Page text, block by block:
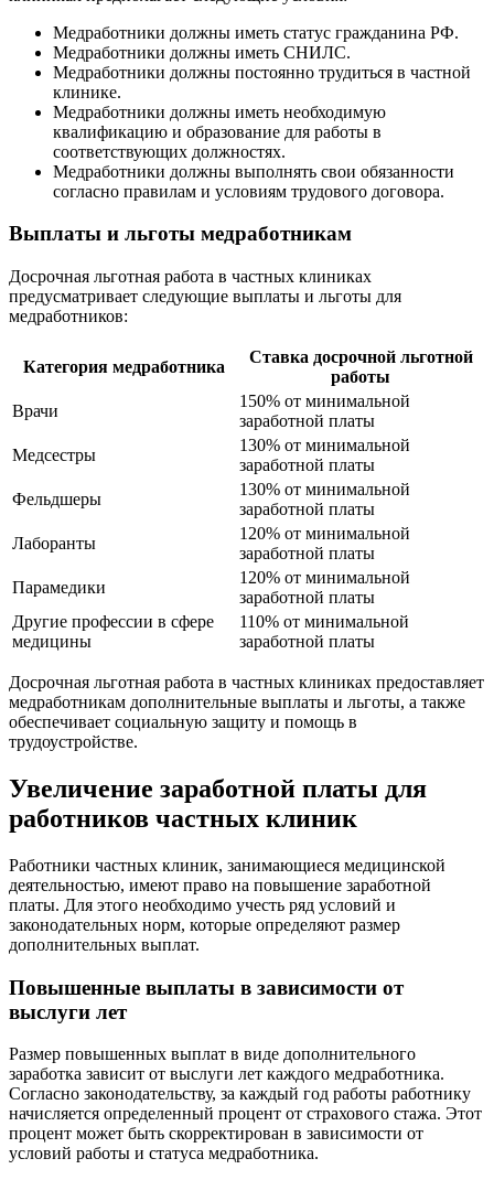
Медработники должны иметь статус гражданина РФ.
Медработники должны иметь СНИЛС.
Медработники должны постоянно трудиться в частной
клинике.
Медработники должны иметь необходимую
квалификацию и образование для работы в
соответствующих должностях.
Медработники должны выполнять свои обязанности
согласно правилам и условиям трудового договора.
Выплаты и льготы медработникам
Досрочная льготная работа в частных клиниках
предусматривает следующие выплаты и льготы для
медработников:
Категория медработника
Ставка досрочной льготной
работы
Врачи
150% от минимальной
заработной платы
Медсестры
130% от минимальной
заработной платы
Фельдшеры
130% от минимальной
заработной платы
Лаборанты
120% от минимальной
заработной платы
Парамедики
120% от минимальной
заработной платы
Другие профессии в сфере
медицины
110% от минимальной
заработной платы
Досрочная льготная работа в частных клиниках предоставляет
медработникам дополнительные выплаты и льготы, а также
обеспечивает социальную защиту и помощь в
трудоустройстве.
Увеличение заработной платы для
работников частных клиник
Работники частных клиник, занимающиеся медицинской
деятельностью, имеют право на повышение заработной
платы. Для этого необходимо учесть ряд условий и
законодательных норм, которые определяют размер
дополнительных выплат.
Повышенные выплаты в зависимости от
выслуги лет
Размер повышенных выплат в виде дополнительного
заработка зависит от выслуги лет каждого медработника.
Согласно законодательству, за каждый год работы работнику
начисляется определенный процент от страхового стажа. Этот
процент может быть скорректирован в зависимости от
условий работы и статуса медработника.